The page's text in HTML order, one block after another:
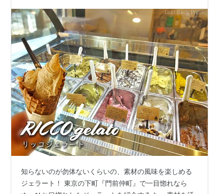
知らないのが勿体ないくらいの、素材の風味を楽しめる
ジェラート！ 東京の下町『門前仲町』で一目惚れなら